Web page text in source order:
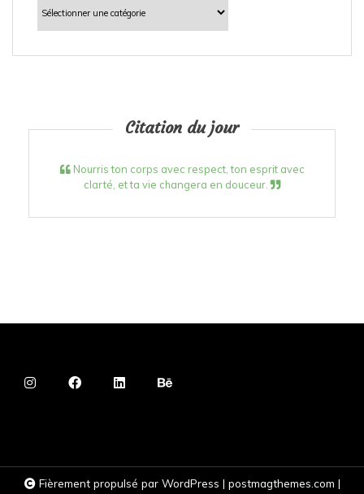
Citation du jour
Nourris ton corps avec respect, ton esprit avec
clarté, et ta vie changera en douceur.
Fièrement propulsé par WordPress | postmagthemes.com |